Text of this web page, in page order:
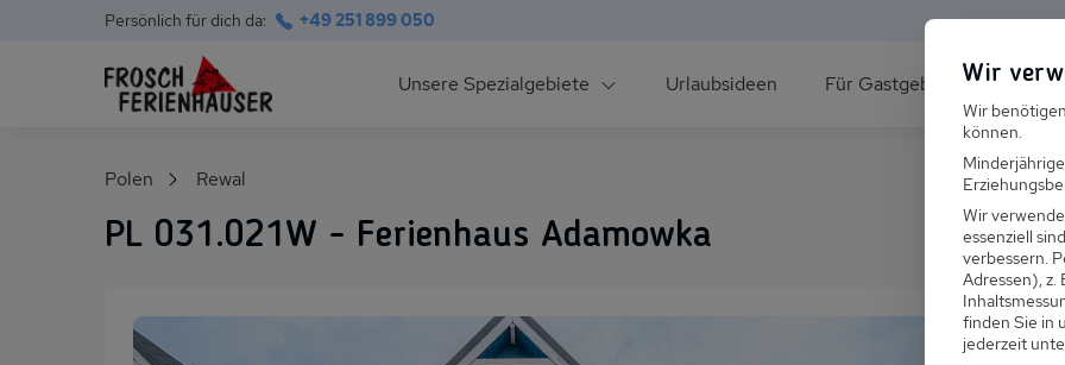
Persönlich für dich da: +49 251 899 050
Hauptnavigation
Unsere Spezialgebiete
Polnische Ostsee
Alpen im Sommer
Urlaubsideen Für Gastgeber Über
Polen Rewal
PL 031.021W - Ferienhaus Adamowka
Wir
Wir
können.
Wir
essenziell
verbessern.
Adressen), z.
finden Sie in
jederzeit